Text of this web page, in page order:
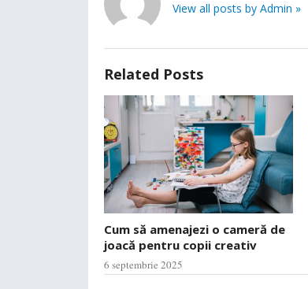
View all posts by Admin »
Related Posts
Cum să amenajezi o cameră de
joacă pentru copii creativ
6 septembrie 2025